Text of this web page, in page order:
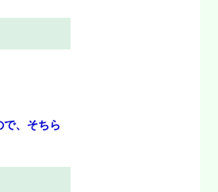
、そちら